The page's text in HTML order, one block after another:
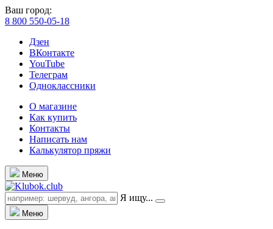
Ваш город:
8 800 550-05-18
Дзен
ВКонтакте
YouTube
Телеграм
Одноклассники
О магазине
Как купить
Контакты
Написать нам
Калькулятор пряжи
Меню
Я ищу...
Меню